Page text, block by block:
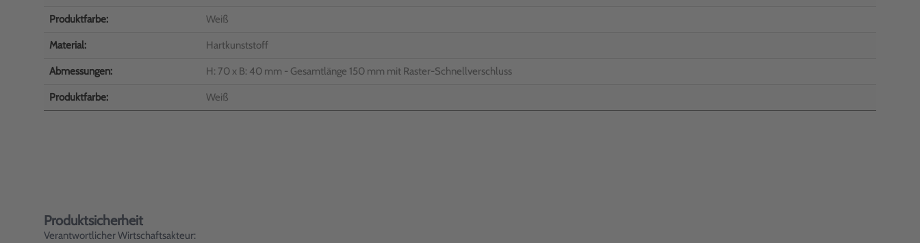
Produktfarbe: Weiß
Material: Hartkunststoff
Abmessungen: H: 70 x B: 40 mm - Gesamtlänge 150 mm mit Raster-Schnellverschluss
Produktfarbe: Weiß
Produktsicherheit
Verantwortlicher Wirtschaftsakteur: